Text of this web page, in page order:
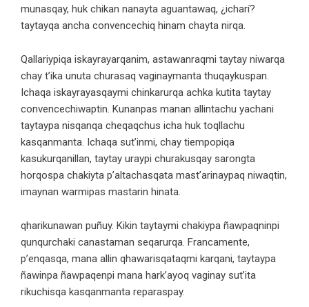
munasqay, huk chikan nanayta aguantawaq, ¿icharí?
taytayqa ancha convencechiq hinam chayta nirqa.
Qallariypiqa iskayrayarqanim, astawanraqmi taytay niwarqa
chay t’ika unuta churasaq vaginaymanta thuqaykuspan.
Ichaqa iskayrayasqaymi chinkarurqa achka kutita taytay
convencechiwaptin. Kunanpas manan allintachu yachani
taytaypa nisqanqa cheqaqchus icha huk toqllachu
kasqanmanta. Ichaqa sut’inmi, chay tiempopiqa
kasukurqanillan, taytay uraypi churakusqay sarongta
horqospa chakiyta p’altachasqata mast’arinaypaq niwaqtin,
imaynan warmipas mastarin hinata.
qharikunawan puñuy. Kikin taytaymi chakiypa ñawpaqninpi
qunqurchaki canastaman seqarurqa. Francamente,
p’enqasqa, mana allin qhawarisqataqmi karqani, taytaypa
ñawinpa ñawpaqenpi mana hark’ayoq vaginay sut’ita
rikuchisqa kasqanmanta reparaspay.